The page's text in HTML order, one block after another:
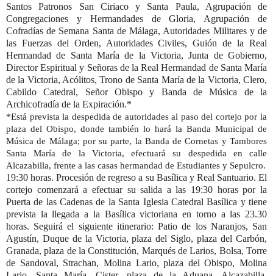
Santos Patronos San Ciriaco y Santa Paula, Agrupación de
Congregaciones y Hermandades de Gloria, Agrupación de
Cofradías de Semana Santa de Málaga, Autoridades Militares y de
las Fuerzas del Orden, Autoridades Civiles, Guión de la Real
Hermandad de Santa María de la Victoria, Junta de Gobierno,
Director Espiritual y Señoras de la Real Hermandad de Santa María
de la Victoria, Acólitos, Trono de Santa María de la Victoria, Clero,
Cabildo Catedral, Señor Obispo y Banda de Música de la
Archicofradía de la Expiración.*
*Está prevista la despedida de autoridades al paso del cortejo por la
plaza del Obispo, donde también lo hará la Banda Municipal de
Música de Málaga; por su parte, la Banda de Cornetas y Tambores
Santa María de la Victoria, efectuará su despedida en calle
Alcazabilla, frente a las casas hermandad de Estudiantes y Sepulcro.
19:30 horas. Procesión de regreso a su Basílica y Real Santuario. El
cortejo comenzará a efectuar su salida a las 19:30 horas por la
Puerta de las Cadenasde la Santa Iglesia Catedral Basílica y tiene
prevista la llegada a la Basílica victoriana en torno a las 23.30
horas. Seguirá el siguiente itinerario: Patio de los Naranjos, San
Agustín, Duque de la Victoria, plaza del Siglo, plaza del Carbón,
Granada, plaza de la Constitución, Marqués de Larios, Bolsa, Torre
de Sandoval, Strachan, Molina Lario, plaza del Obispo, Molina